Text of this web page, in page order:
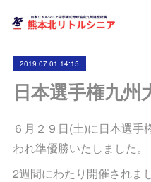
2019.07.01 14:15
日本選手権九
６月２９日(土)に日本選
われ準優勝いたしました。
2週間にわたり開催されま